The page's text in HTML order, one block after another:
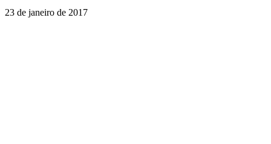
23 de janeiro de 2017